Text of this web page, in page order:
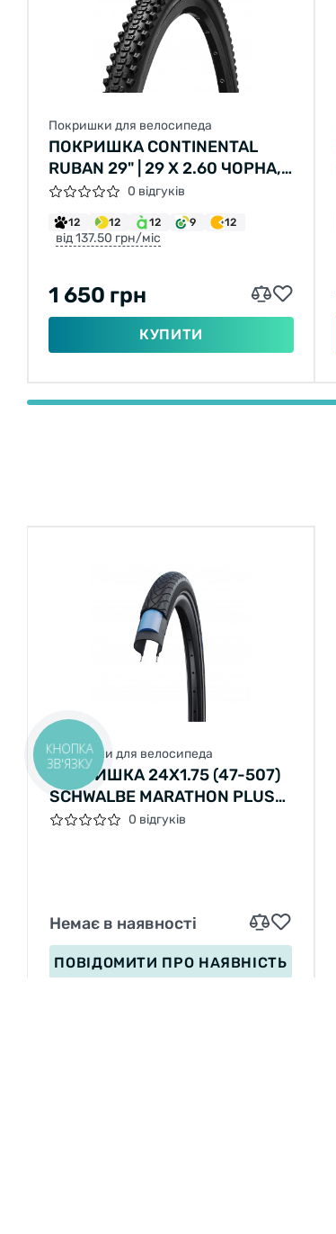
Покришки для велосипеда
ПОКРИШКА CONTINENTAL
RUBAN 29" | 29 X 2.60 ЧОРНА,
НЕ СКЛАДНА0 відгуків
12 12 12 9 12
від 137.50 грн/міс
1 650 грн
КУПИТИ
Покришки для велосипеда
ПОКРИШКА 24X1.75 (47-507)
SCHWALBE MARATHON PLUS
SMARTGUARD B/B+RT HS440
0 відгуків
Немає в наявності
ПОВІДОМИТИ ПРО НАЯВНІСТЬ
КНОПКА
ЗВ'ЯЗКУ